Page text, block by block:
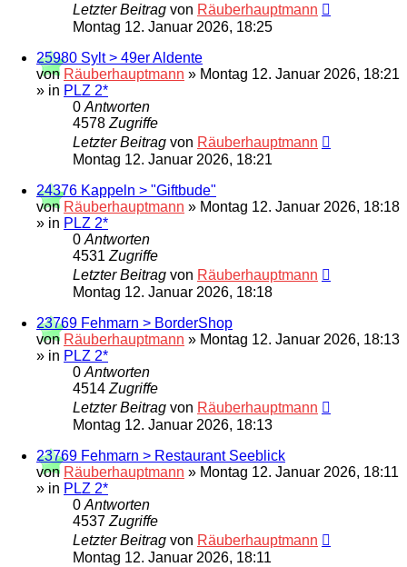
Letzter Beitrag von Räuberhauptmann
Montag 12. Januar 2026, 18:25
25980 Sylt > 49er Aldente
von Räuberhauptmann » Montag 12. Januar 2026, 18:21
» in PLZ 2*
0 Antworten
4578 Zugriffe
Letzter Beitrag von Räuberhauptmann
Montag 12. Januar 2026, 18:21
24376 Kappeln > "Giftbude"
von Räuberhauptmann » Montag 12. Januar 2026, 18:18
» in PLZ 2*
0 Antworten
4531 Zugriffe
Letzter Beitrag von Räuberhauptmann
Montag 12. Januar 2026, 18:18
23769 Fehmarn > BorderShop
von Räuberhauptmann » Montag 12. Januar 2026, 18:13
» in PLZ 2*
0 Antworten
4514 Zugriffe
Letzter Beitrag von Räuberhauptmann
Montag 12. Januar 2026, 18:13
23769 Fehmarn > Restaurant Seeblick
von Räuberhauptmann » Montag 12. Januar 2026, 18:11
» in PLZ 2*
0 Antworten
4537 Zugriffe
Letzter Beitrag von Räuberhauptmann
Montag 12. Januar 2026, 18:11